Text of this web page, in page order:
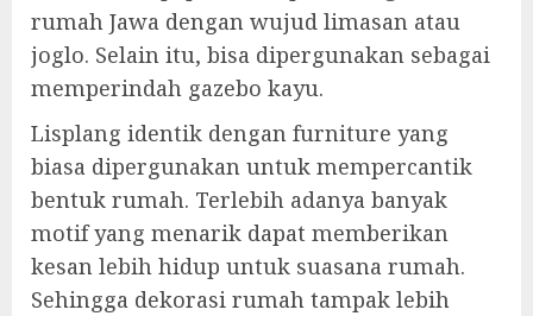
rumah Jawa dengan wujud limasan atau
joglo. Selain itu, bisa dipergunakan sebagai
memperindah gazebo kayu.
Lisplang identik dengan furniture yang
biasa dipergunakan untuk mempercantik
bentuk rumah. Terlebih adanya banyak
motif yang menarik dapat memberikan
kesan lebih hidup untuk suasana rumah.
Sehingga dekorasi rumah tampak lebih